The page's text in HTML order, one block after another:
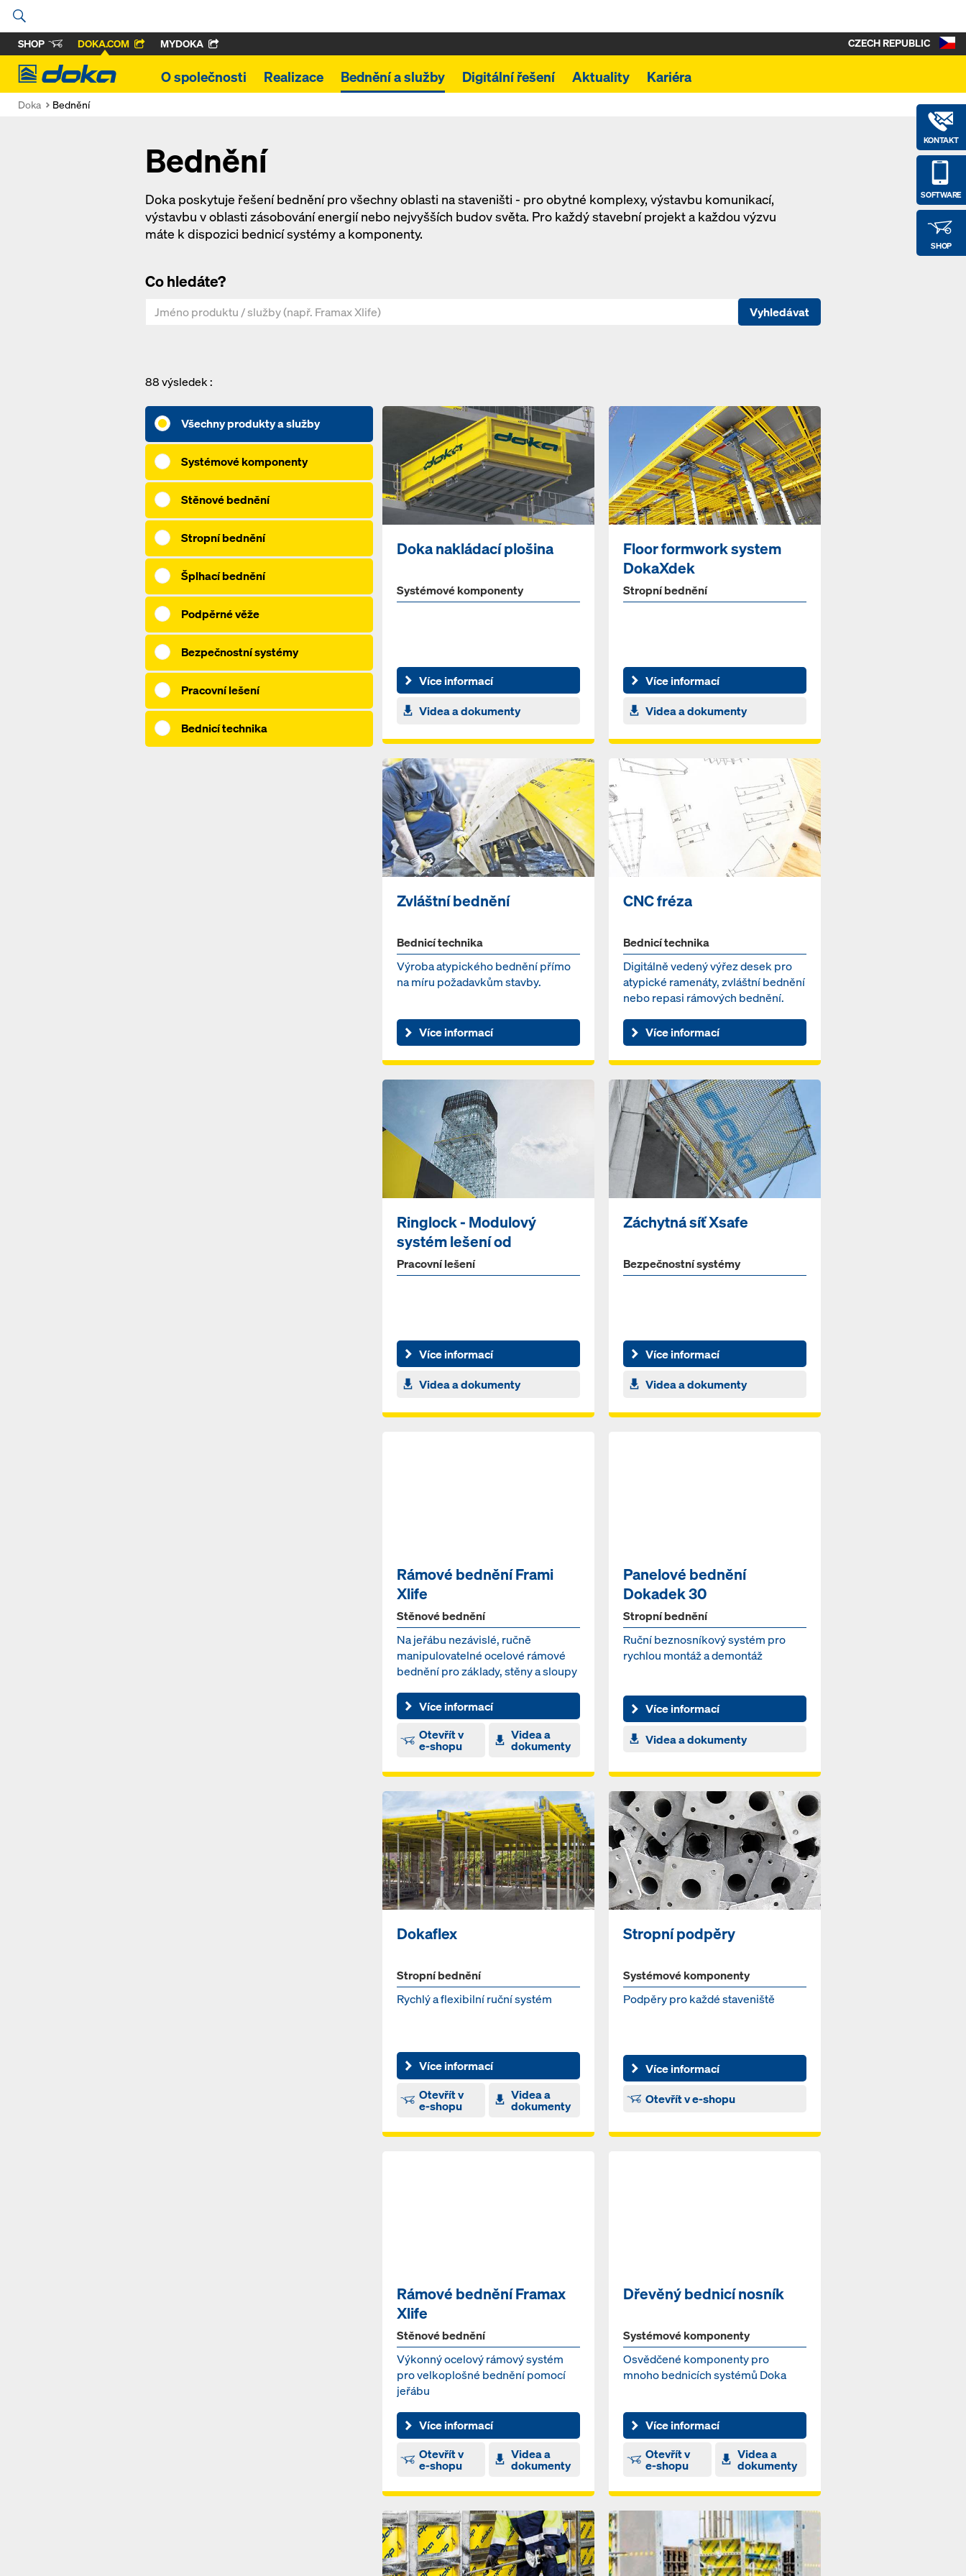
SHOP DOKA.COM MYDOKA
Doka
O společnosti Realizace Bednění a služby Digitální řešení Aktuality Kariéra
KONTAKT
SOFTWARE
SHOP
CZECH REPUBLIC
Doka Bednění
Bednění
Doka poskytuje řešení bednění pro všechny oblasti na staveništi - pro obytné komplexy, výstavbu komunikací,
výstavbu v oblasti zásobování energií nebo nejvyšších budov světa. Pro každý stavební projekt a každou výzvu
máte k dispozici bednicí systémy a komponenty.
Co hledáte?
Vyhledávat
88výsledek :
Všechny produkty a služby
Systémové komponenty
Stěnové bednění
Stropní bednění
Šplhací bednění
Podpěrné věže
Bezpečnostní systémy
Pracovní lešení
Bednicí technika
Doka nakládací plošina
Systémové komponenty
Více informací
Videa a dokumenty
Floor formwork system
DokaXdek
Stropní bednění
Více informací
Videa a dokumenty
Zvláštní bednění
Bednicí technika
Výroba atypického bednění přímo
na míru požadavkům stavby.
Více informací
CNC fréza
Bednicí technika
Digitálně vedený výřez desek pro
atypické ramenáty, zvláštní bednění
nebo repasi rámových bednění.
Více informací
Ringlock - Modulový
systém lešení od
společnosti D...
Pracovní lešení
Více informací
Videa a dokumenty
Záchytná síť Xsafe
Bezpečnostní systémy
Více informací
Videa a dokumenty
Rámové bednění Frami
Xlife
Stěnové bednění
Na jeřábu nezávislé, ručně
manipulovatelné ocelové rámové
bednění pro základy, stěny a sloupy
Více informací
Otevřít v
e-shopu
Videa a
dokumenty
Panelové bednění
Dokadek 30
Stropní bednění
Ruční beznosníkový systém pro
rychlou montáž a demontáž
Více informací
Videa a dokumenty
Dokaflex
Stropní bednění
Rychlý a flexibilní ruční systém
Více informací
Otevřít v
e-shopu
Videa a
dokumenty
Stropní podpěry
Systémové komponenty
Podpěry pro každé staveniště
Více informací
Otevřít v e-shopu
Rámové bednění Framax
Xlife
Stěnové bednění
Výkonný ocelový rámový systém
pro velkoplošné bednění pomocí
jeřábu
Více informací
Otevřít v
e-shopu
Videa a
dokumenty
Dřevěný bednicí nosník
Systémové komponenty
Osvědčené komponenty pro
mnoho bednicích systémů Doka
Více informací
Otevřít v
e-shopu
Videa a
dokumenty